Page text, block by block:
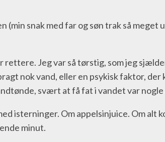
(min snak med far og søn trak så
Jeg var så tørstig, som jeg
nok vand, eller en psykisk faktor, der
svært at få fat i vandet var
isterninger. Om appelsinjuice. Om
minut.